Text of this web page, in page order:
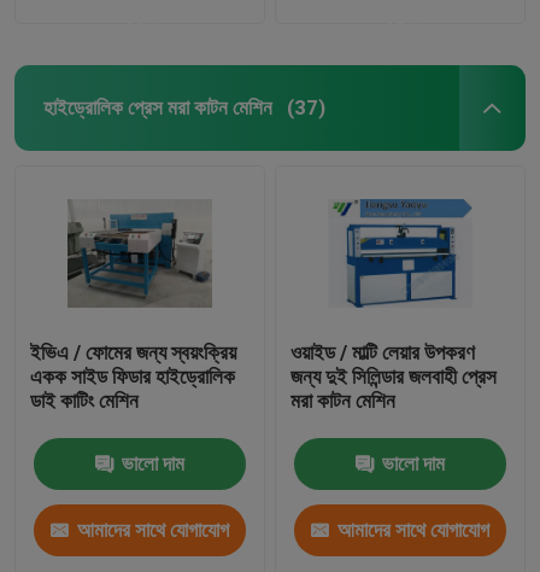
হাইড্রোলিক প্রেস মরা কাটন মেশিন (37)
ইভিএ / ফোমের জন্য স্বয়ংক্রিয়
একক সাইড ফিডার হাইড্রোলিক
ডাই কাটিং মেশিন
ভালো দাম
আমাদের সাথে যোগাযোগ
ওয়াইড / মাল্টি লেয়ার উপকরণ
জন্য দুই সিলিন্ডার জলবাহী প্রেস
মরা কাটন মেশিন
ভালো দাম
আমাদের সাথে যোগাযোগ